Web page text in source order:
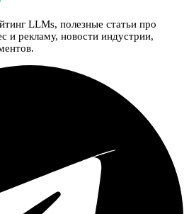
LLMs, полезные статьи про
и рекламу, новости индустрии,